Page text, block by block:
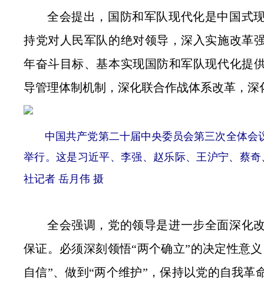
全会提出，国防和军队现代化是中国式
持党对人民军队的绝对领导，深入实施改革
年奋斗目标、基本实现国防和军队现代化提
导管理体制机制，深化联合作战体系改革，深
中国共产党第二十届中央委员会第三次全体会
举行。这是习近平、李强、赵乐际、王沪宁、蔡
社记者 岳月伟 摄
全会强调，党的领导是进一步全面深化
保证。必须深刻领悟“两个确立”的决定性意
自信”、做到“两个维护”，保持以党的自我革